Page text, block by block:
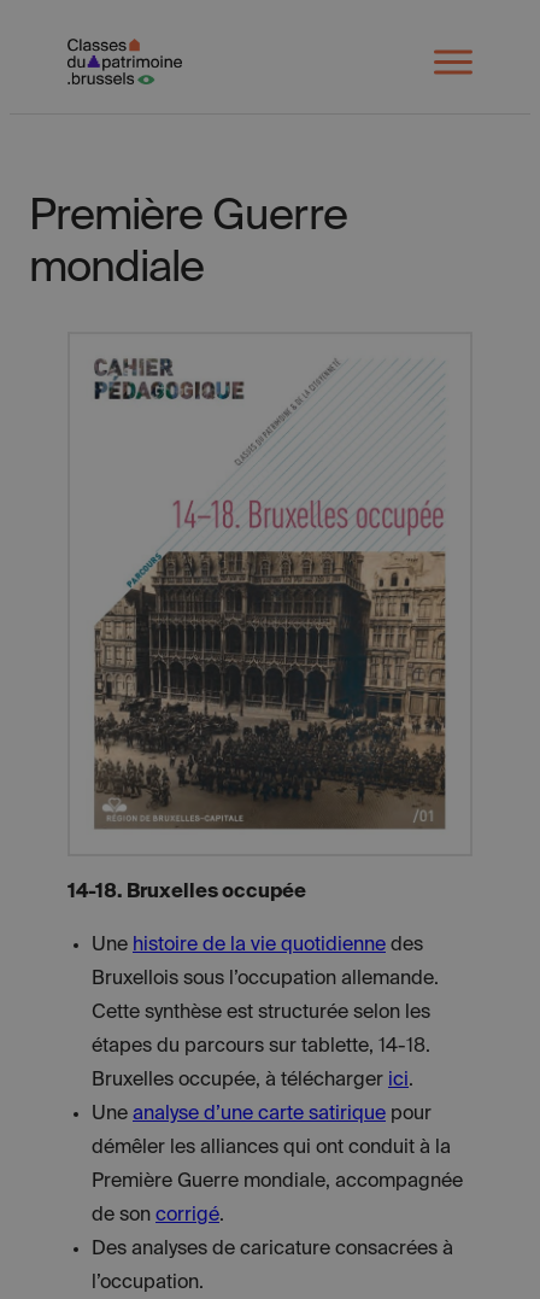
Open
menu
Première Guerre
mondiale
14-18. Bruxelles occupée
Une histoire de la vie quotidienne des
Bruxellois sous l’occupation allemande.
Cette synthèse est structurée selon les
étapes du parcours sur tablette, 14-18.
Bruxelles occupée, à télécharger ici.
Une analyse d’une carte satirique pour
démêler les alliances qui ont conduit à la
Première Guerre mondiale, accompagnée
de son corrigé.
Des analyses de caricature consacrées à
l’occupation.